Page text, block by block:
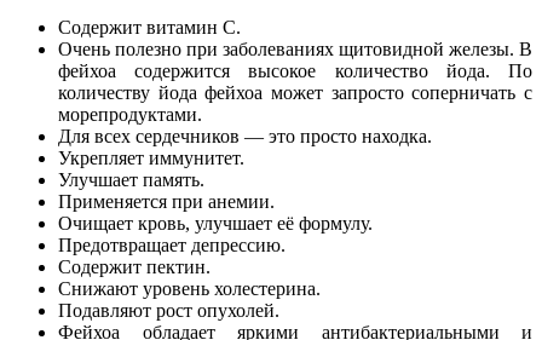
Содержит витамин С.
Очень полезно при заболеваниях щитовидной железы. В
фейхоа содержится высокое количество йода. По
количеству йода фейхоа может запросто соперничать с
морепродуктами.
Для всех сердечников — это просто находка.
Укрепляет иммунитет.
Улучшает память.
Применяется при анемии.
Очищает кровь, улучшает её формулу.
Предотвращает депрессию.
Содержит пектин.
Снижают уровень холестерина.
Подавляют рост опухолей.
Фейхоа обладает яркими антибактериальными и